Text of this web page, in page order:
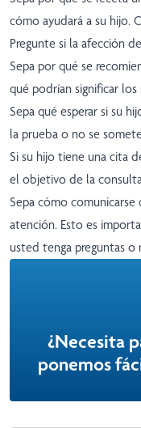
cómo ayudará a su hijo.
Pregunte si la afección
Sepa por qué se
qué podrían significar los
Sepa qué esperar si su
la prueba o no se
Si su hijo tiene una cita
el objetivo de la
Sepa cómo
atención. Esto es
usted tenga preguntas o
¿Necesita
ponemos